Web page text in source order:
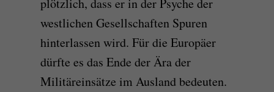
plötzlich, dass er in der Psyche der
westlichen Gesellschaften Spuren
hinterlassen wird. Für die Europäer
dürfte es das Ende der Ära der
Militäreinsätze im Ausland bedeuten.